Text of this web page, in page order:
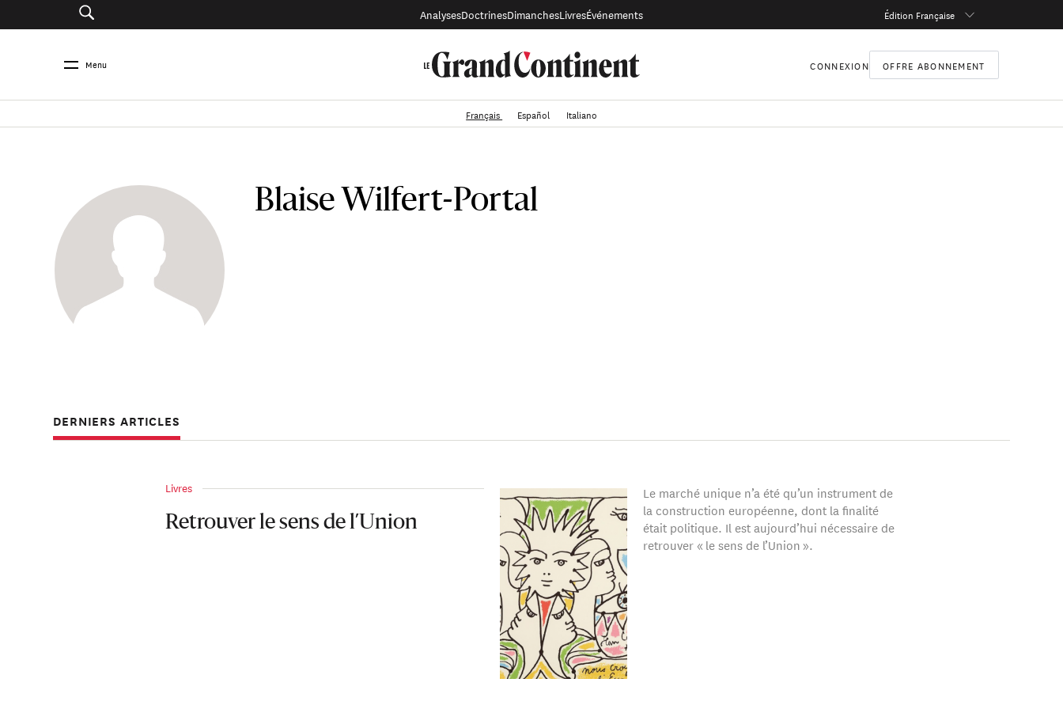
AnalysesDoctrinesDimanchesLivresÉvénements Édition Française
Menu CONNEXION OFFRE ABONNEMENT
Français Español Italiano
Blaise Wilfert-Portal
DERNIERS ARTICLES
Livres
Retrouver le sens de l’Union
Le marché unique n’a été qu’un instrument de
la construction européenne, dont la finalité
était politique. Il est aujourd’hui nécessaire de
retrouver « le sens de l’Union ».